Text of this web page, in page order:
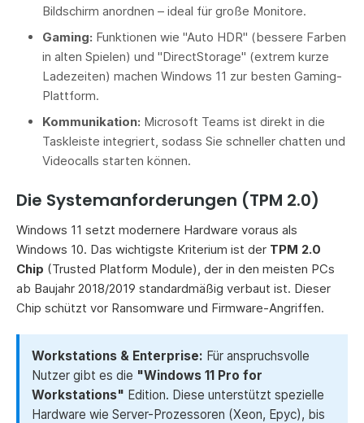
Bildschirm anordnen – ideal für große Monitore.
Gaming: Funktionen wie "Auto HDR" (bessere Farben
in alten Spielen) und "DirectStorage" (extrem kurze
Ladezeiten) machen Windows 11 zur besten Gaming-
Plattform.
Kommunikation: Microsoft Teams ist direkt in die
Taskleiste integriert, sodass Sie schneller chatten und
Videocalls starten können.
Die Systemanforderungen (TPM 2.0)
Windows 11 setzt modernere Hardware voraus als
Windows 10. Das wichtigste Kriterium ist der TPM 2.0
Chip (Trusted Platform Module), der in den meisten PCs
ab Baujahr 2018/2019 standardmäßig verbaut ist. Dieser
Chip schützt vor Ransomware und Firmware-Angriffen.
Workstations & Enterprise: Für anspruchsvolle
Nutzer gibt es die "Windows 11 Pro for
Workstations" Edition. Diese unterstützt spezielle
Hardware wie Server-Prozessoren (Xeon, Epyc), bis